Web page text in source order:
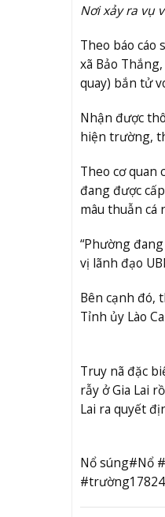
Nơi xảy ra vụ
Theo báo cáo
xã Bảo
quay) bắn tử
Nhận được
hiện trường,
Theo cơ quan
đang được
mâu thuẫn cá
“Phường
vị lãnh đạo
Bên cạnh đó,
Tỉnh ủy Lào
Truy nã đặc
rẫy ở Gia Lai
Lai ra quyết
Nổ súng#Nổ